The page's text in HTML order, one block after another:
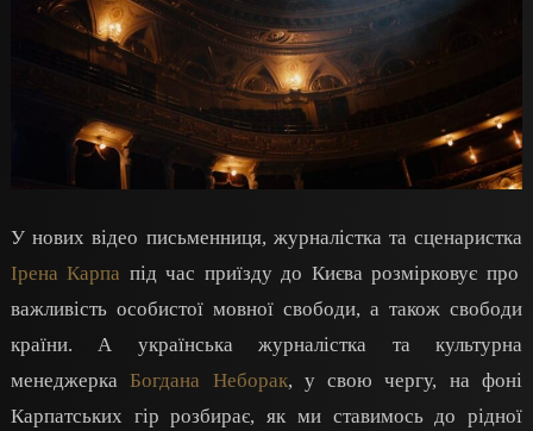
У нових відео письменниця, журналістка та сценаристка
Ірена Карпа під час приїзду до Києва розмірковує про
важливість особистої мовної свободи, а також свободи
країни. А українська журналістка та культурна
менеджерка Богдана Неборак, у свою чергу, на фоні
Карпатських гір розбирає, як ми ставимось до рідної